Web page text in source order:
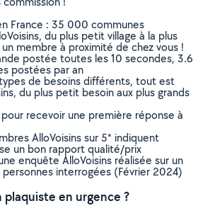
France : 35 000 communes
du plus petit village à la plus
membre à proximité de chez vous !
postée toutes les 10 secondes, 3.6
postées par an
de besoins différents, tout est
du plus petit besoin aux plus grands
recevoir une première réponse à
AlloVoisins sur 5* indiquent
un bon rapport qualité/prix
enquête AlloVoisins réalisée sur un
interrogées (Février 2024)
plaquiste en urgence ?